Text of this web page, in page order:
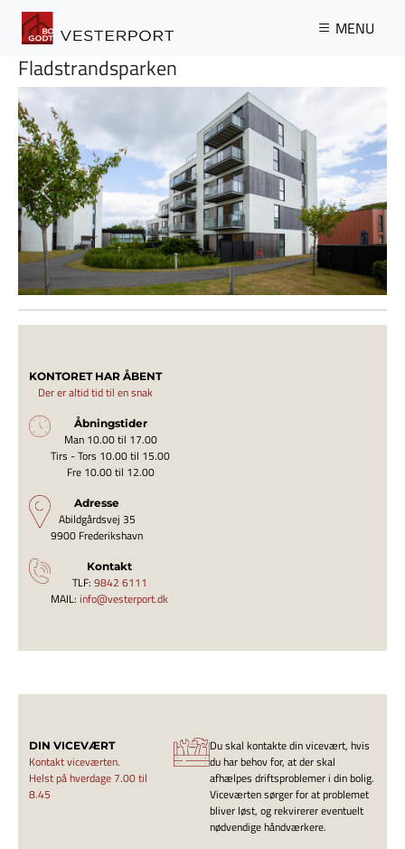
Gå til hovedindhold
MENU
Fladstrandsparken
Previous Next
KONTORET HAR ÅBENT
Der er altid tid til en snak
Åbningstider
Man 10.00 til 17.00
Tirs - Tors 10.00 til 15.00
Fre 10.00 til 12.00
Adresse
Abildgårdsvej 35
9900 Frederikshavn
Kontakt
TLF: 9842 6111
MAIL: info@vesterport.dk
DIN VICEVÆRT
Kontakt viceværten.
Helst på hverdage 7.00 til
8.45
Du skal kontakte din vicevært, hvis
du har behov for, at der skal
afhælpes driftsproblemer i din bolig.
Viceværten sørger for at problemet
bliver løst, og rekvirerer eventuelt
nødvendige håndværkere.